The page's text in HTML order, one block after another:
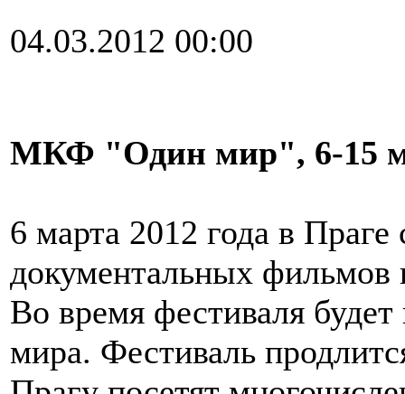
04.03.2012 00:00
МКФ "Один мир", 6-15
6 марта 2012 года в
документальных
Во время фестиваля будет
мира. Фестиваль